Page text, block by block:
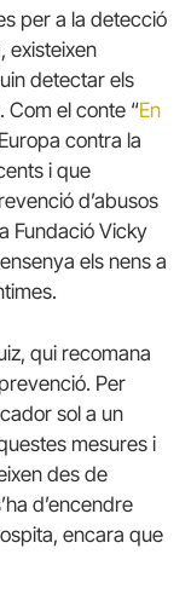
per a la detecció
existeixen
detectar els
Com el conte “En
contra la
i que
d’abusos
Fundació Vicky
els nens a
qui recomana
Per
sol a un
mesures i
des de
d’encendre
encara que